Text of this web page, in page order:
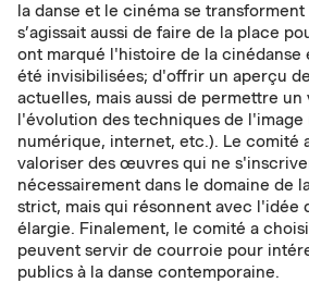
la danse et le cinéma se
s’agissait aussi de faire de la place
ont marqué l'histoire de la cinédanse
été invisibilisées; d'offrir un aperçu
actuelles, mais aussi de permettre un
l'évolution des techniques de
numérique, internet, etc.). Le comité
valoriser des œuvres qui ne
nécessairement dans le domaine de
strict, mais qui résonnent avec l'idée
élargie. Finalement, le comité a
peuvent servir de courroie pour
publics à la danse contemporaine.